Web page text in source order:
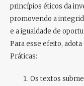
princípios éticos da
promovendo a
e a igualdade de
Para esse efeito,
Práticas:
Os textos